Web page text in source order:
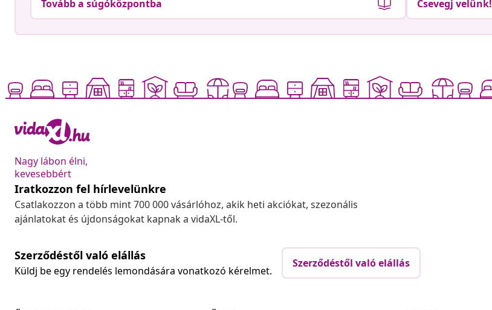
Tovább a súgóközpontba Csevegj velünk!
Nagy lábon élni,
kevesebbért
Iratkozzon fel hírlevelünkre
Csatlakozzon a több mint 700 000 vásárlóhoz, akik heti akciókat, szezonális
ajánlatokat és újdonságokat kapnak a vidaXL-től.
Szerződéstől való elállás
Küldj be egy rendelés lemondására vonatkozó kérelmet.
Szerződéstől való elállás